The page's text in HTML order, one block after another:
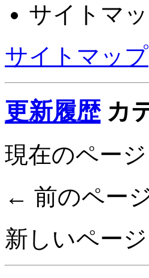
サイトマ
サイトマップ
更新履歴カ
現在のページ
← 前のペー
新しいペー